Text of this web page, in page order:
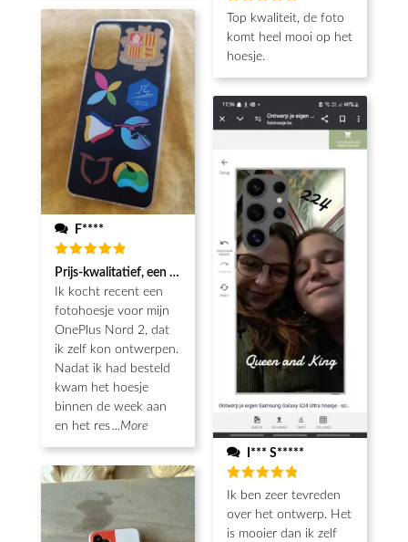
F****
Beoordeeld
5 van de 5
Prijs-kwalitatief, een echt koopje met mooie afwerking
Ik kocht recent een
fotohoesje voor mijn
OnePlus Nord 2, dat
ik zelf kon ontwerpen.
Nadat ik had besteld
kwam het hoesje
binnen de week aan
en het res...More
Beoordeeld
5 van de 5
Top kwaliteit, de foto
komt heel mooi op het
hoesje.
I*** S*****
Beoordeeld
Ik ben zeer tevreden
over het ontwerp. Het
is mooier dan ik zelf